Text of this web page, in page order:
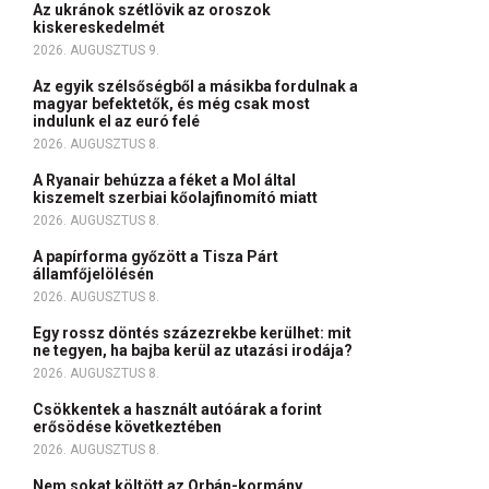
Az ukránok szétlövik az oroszok
kiskereskedelmét
2026. AUGUSZTUS 9.
Az egyik szélsőségből a másikba fordulnak a
magyar befektetők, és még csak most
indulunk el az euró felé
2026. AUGUSZTUS 8.
A Ryanair behúzza a féket a Mol által
kiszemelt szerbiai kőolajfinomító miatt
2026. AUGUSZTUS 8.
A papírforma győzött a Tisza Párt
államfőjelölésén
2026. AUGUSZTUS 8.
Egy rossz döntés százezrekbe kerülhet: mit
ne tegyen, ha bajba kerül az utazási irodája?
2026. AUGUSZTUS 8.
Csökkentek a használt autóárak a forint
erősödése következtében
2026. AUGUSZTUS 8.